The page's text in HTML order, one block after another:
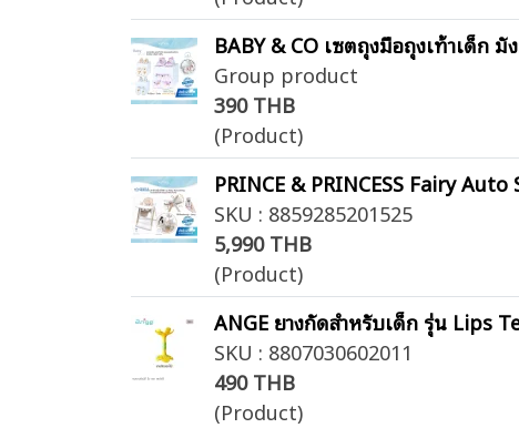
BABY & CO เซตถุงมือถุงเท้าเด็ก
Group product
390 THB
(Product)
PRINCE & PRINCESS Fairy
SKU : 8859285201525
5,990 THB
(Product)
ANGE ยางกัดสำหรับเด็ก รุ่น Lips
SKU : 8807030602011
490 THB
(Product)